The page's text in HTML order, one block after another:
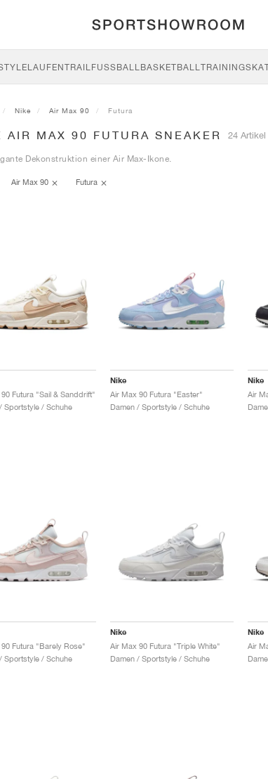
LAUFENTRAILFUSSBALL BASKETBALLTRAINING
Nike Air Max 90 Futura
AIR MAX 90 FUTURA SNEAKER 24 Artikel
Dekonstruktion einer Air Max-Ikone.
Air Max 90 Futura
Futura "Sail & Sanddrift"
Sportstyle / Schuhe
Nike
Air Max 90 Futura "Easter"
Damen / Sportstyle / Schuhe
Nike
Air
Futura "Barely Rose"
Sportstyle / Schuhe
Nike
Air Max 90 Futura "Triple White"
Damen / Sportstyle / Schuhe
Nike